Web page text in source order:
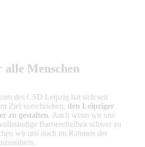
Menschen
des CSD Leipzig hat sich seit
Ziel verschrieben, den Leipziger
zu gestalten. Auch wenn wir uns
Barrierefreiheit schwer zu
wir uns doch im Rahmen der